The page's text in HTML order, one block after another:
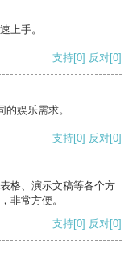
上手。
支持[0] 反对[0]
娱乐需求。
支持[0] 反对[0]
格、演示文稿等各个方
非常方便。
支持[0] 反对[0]